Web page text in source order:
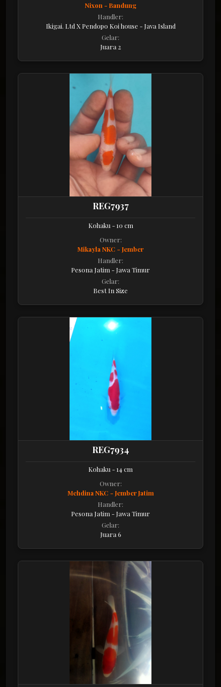
Nixon - Bandung
Handler:
Ikigai. Ltd X Pendopo Koi house - Java Island
Gelar:
Juara 2
REG7937
Kohaku - 10 cm
Owner:
Mikayla NKC - Jember
Handler:
Pesona Jatim - Jawa Timur
Gelar:
Best In Size
REG7934
Kohaku - 14 cm
Owner:
Mehdina NKC - Jember Jatim
Handler:
Pesona Jatim - Jawa Timur
Gelar:
Juara 6